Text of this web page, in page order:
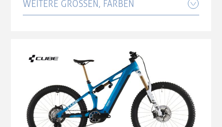
WEITERE GRÖSSEN, FARBEN
7.199,00 CHF
Cube Stereo Hybrid ONE77 HPC AT 800
actionteam Größe: XL
7.199,00 CHF